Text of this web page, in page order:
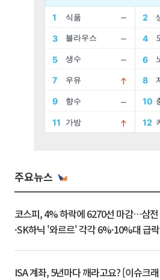
주요뉴스
코스피, 4% 하락에 6270선 마감…삼전
·SK하닉 '와르르' 각각 6%·10%대 급락
ISA 계좌, 5년마다 깨라고요? [이슈크래